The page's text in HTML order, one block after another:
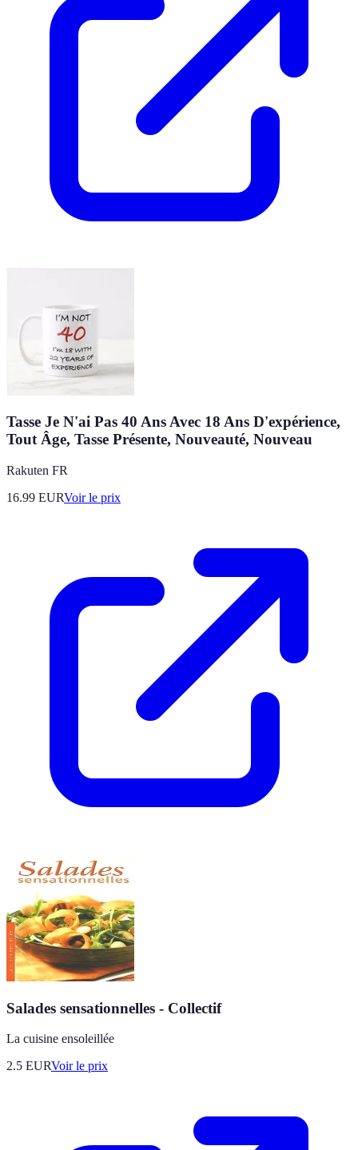
Tasse Je N'ai Pas 40 Ans Avec 18 Ans D'expérience,
Tout Âge, Tasse Présente, Nouveauté, Nouveau
Rakuten FR
16.99 EURVoir le prix
Salades sensationnelles - Collectif
La cuisine ensoleillée
2.5 EURVoir le prix